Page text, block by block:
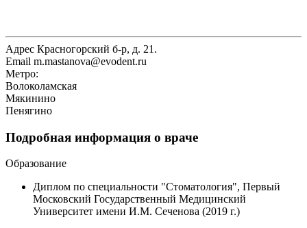
Адрес Красногорский б-р, д. 21.
Email m.mastanova@evodent.ru
Метро:
Волоколамская
Мякинино
Пенягино
Подробная информация о враче
Образование
Диплом по специальности "Стоматология", Первый
Московский Государственный Медицинский
Университет имени И.М. Сеченова (2019 г.)